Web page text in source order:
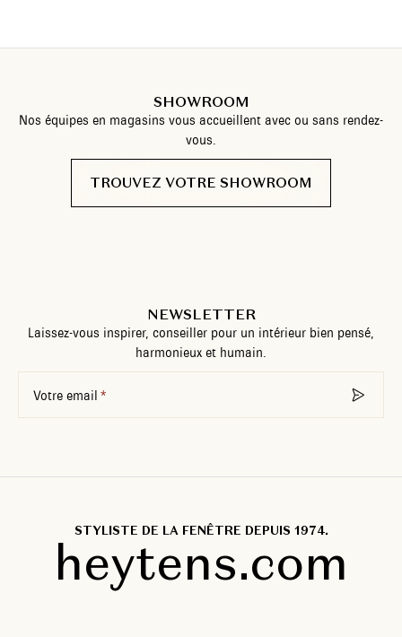
SHOWROOM
Nos équipes en magasins vous accueillent avec ou sans rendez-
vous.
TROUVEZ VOTRE SHOWROOM
NEWSLETTER
Laissez-vous inspirer, conseiller pour un intérieur bien pensé,
harmonieux et humain.
Votre email
STYLISTE DE LA FENÊTRE DEPUIS 1974.
heytens.com